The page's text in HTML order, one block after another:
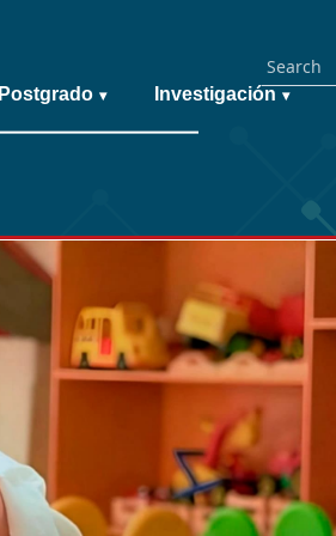
Postgrado ▾ Investigación ▾